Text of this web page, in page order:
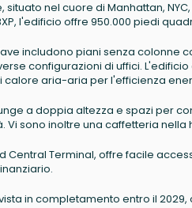
situato nel cuore di Manhattan,
l'edificio offre 950.000 piedi
includono piani senza colonne
configurazioni di uffici.
calore aria-aria per l'efficienza
a doppia altezza e spazi per
Vi sono inoltre una caffetteria
Central Terminal, offre facile
in completamento entro il